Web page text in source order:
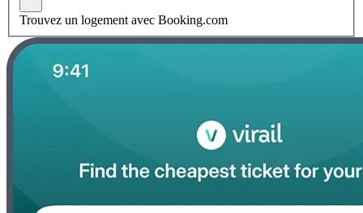
Trouvez un logement avec Booking.com